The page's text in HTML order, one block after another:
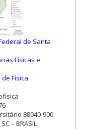
de Santa
Físicas e
Física
88040-900
– BRASIL